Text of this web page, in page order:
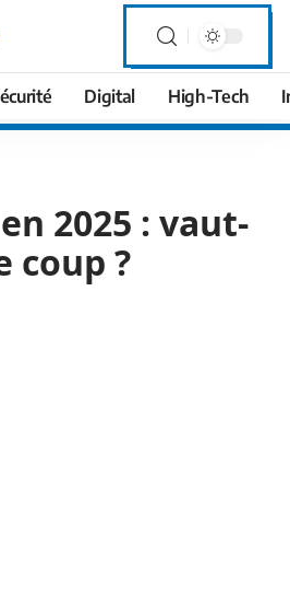
Digital High-Tech
2025 : vaut-
coup ?